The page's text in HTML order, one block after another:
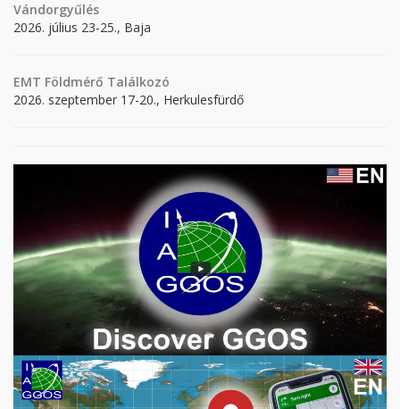
Vándorgyűlés
2026. július 23-25., Baja
EMT Földmérő Találkozó
2026. szeptember 17-20., Herkulesfürdő